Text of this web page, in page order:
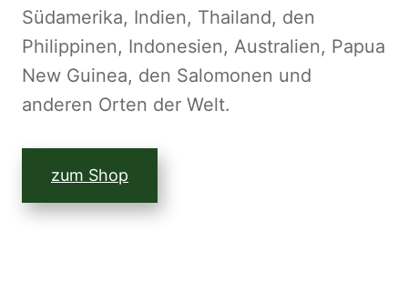
Südamerika, Indien, Thailand, den
Philippinen, Indonesien, Australien, Papua
New Guinea, den Salomonen und
anderen Orten der Welt.
zum Shop